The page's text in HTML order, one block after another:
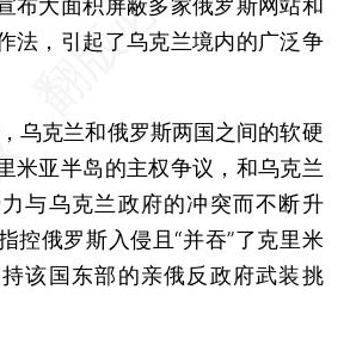
布大面积屏蔽多家俄罗斯网站和
法，引起了乌克兰境内的广泛争
克兰和俄罗斯两国之间的软硬
米亚半岛的主权争议，和乌克兰
与乌克兰政府的冲突而不断升
控俄罗斯入侵且“并吞”了克里米
该国东部的亲俄反政府武装挑